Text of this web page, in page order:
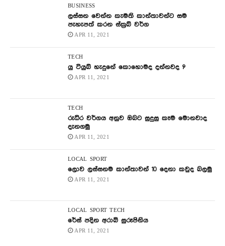
BUSINESS
ලස්සන වෙන්න කැමති කාන්තාවන්ට සම
පැහැපත් කරන ස්ක්‍රබ් වර්ග
APR 11, 2021
TECH
යු ටියුබ් හැදුනේ කොහොමද දන්නවද ?
APR 11, 2021
TECH
රුධිර වර්ගය අනුව ඔබට සුදුසු කෑම මොනවාද
දැනගමු
APR 11, 2021
LOCAL SPORT
ලොව ලස්සනම කාන්තාවන් 10 දෙනා කවුද බලමු
APR 11, 2021
LOCAL SPORT TECH
රේස් පදින අරාබි සුරූපිනිය
APR 11, 2021